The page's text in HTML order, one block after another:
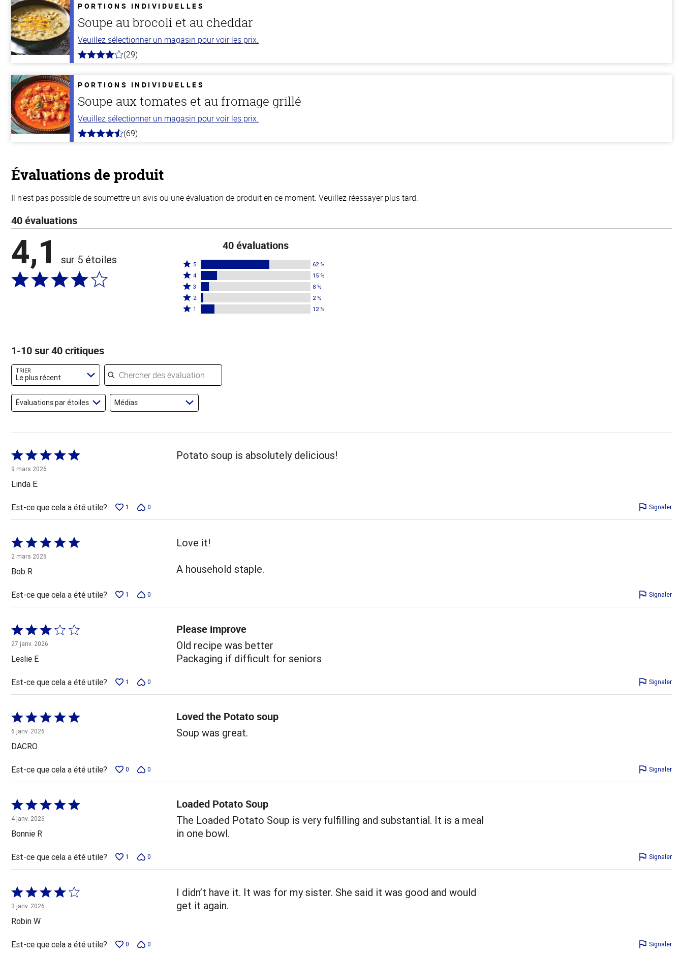
PORTIONS INDIVIDUELLES
Soupe au brocoli et au cheddar
Veuillez sélectionner un magasin pour voir les prix.
4.0
5
stars
(29)
PORTIONS INDIVIDUELLES
Soupe aux tomates et au fromage grillé
Veuillez sélectionner un magasin pour voir les prix.
4.3
(69)
Évaluations de produit
Il n’est pas possible de soumettre un avis ou une évaluation de produit en ce moment. Veuillez réessayer plus tard.
40 évaluations
4,1 sur 5 étoiles
40 évaluations
Coté
5
étoiles
par
62 %
5 62 %
Coté
4
étoiles
par
4 15 %
Coté
3
étoiles
3 8 %
Coté
2
évaluateurs
2 2 %
Coté1 12 %
1-10 sur 40 critiques
TRIER
Le plus récent
Chercher des évaluations
Évaluations par étoiles Médias
Coté
5 sur
5
9 mars 2026
Linda E.
Potato soup is absolutely delicious!
Est-ce que cela a été utile? 1 0 Signaler
Coté
5 sur
5
2 mars 2026
Bob R
Love it!
A household staple.
Est-ce que cela a été utile? 1 0 Signaler
Coté
3 sur
5
27 janv. 2026
Leslie E
Please improve
Old recipe was better
Packaging if difficult for seniors
Est-ce que cela a été utile? 1 0 Signaler
Coté
5 sur
5
6 janv. 2026
DACRO
Loved the Potato soup
Soup was great.
Est-ce que cela a été utile? 0 0 Signaler
Coté
5 sur
5
4 janv. 2026
Bonnie R
Loaded Potato Soup
The Loaded Potato Soup is very fulfilling and substantial. It is a meal
in one bowl.
Est-ce que cela a été utile? 1 0 Signaler
Coté
4 sur
5
3 janv. 2026
Robin W
I didn’t have it. It was for my sister. She said it was good and would
get it again.
Est-ce que cela a été utile? 0 0 Signaler